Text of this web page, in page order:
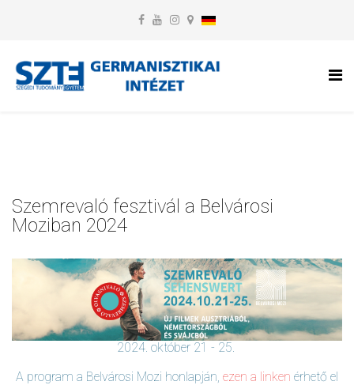
Szemrevaló fesztivál a Belvárosi
Moziban 2024
2024. október 21 - 25.
A program a Belvárosi Mozi honlapján, ezen a linken érhető el